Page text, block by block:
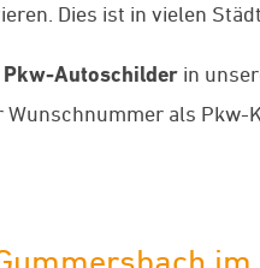
Dies ist in vielen
Pkw-Autoschilder in
als Pkw-